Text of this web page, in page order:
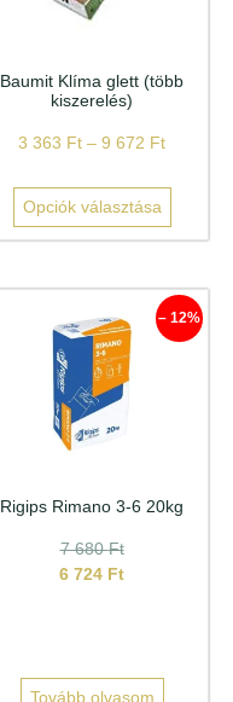
Baumit Klíma glett (több
kiszerelés)
3 363 Ft – 9 672 Ft
Opciók választása
– 12%
Rigips Rimano 3-6 20kg
7 680Ft
6 724 Ft
Tovább olvasom